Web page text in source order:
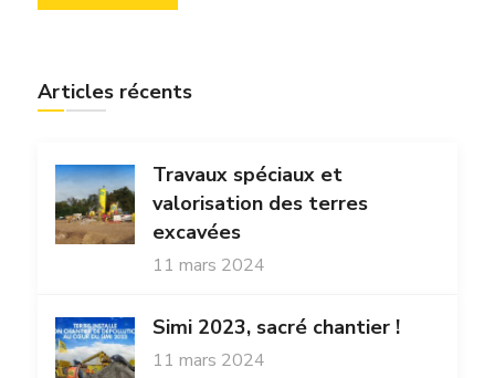
Articles récents
Travaux spéciaux et
valorisation des terres
excavées
11 mars 2024
Simi 2023, sacré chantier !
11 mars 2024